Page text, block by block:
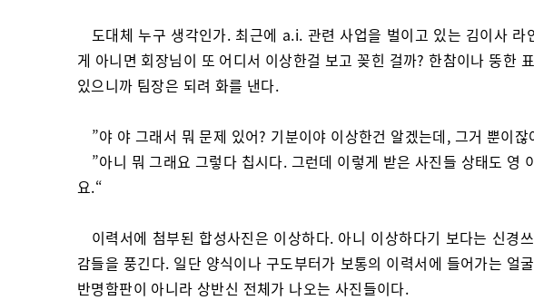
도대체 누구 생각인가. 최근에 a.i. 관련 사업을 벌이고 있는 김이사 라
게 아니면 회장님이 또 어디서 이상한걸 보고 꽂힌 걸까? 한참이나 뚱한
있으니까 팀장은 되려 화를 낸다.
”야 야 그래서 뭐 문제 있어? 기분이야 이상한건 알겠는데, 그거 뿐이잖
”아니 뭐 그래요 그렇다 칩시다. 그런데 이렇게 받은 사진들 상태도 영
요.“
이력서에 첨부된 합성사진은 이상하다. 아니 이상하다기 보다는 신경
감들을 풍긴다. 일단 양식이나 구도부터가 보통의 이력서에 들어가는 얼
반명함판이 아니라 상반신 전체가 나오는 사진들이다.